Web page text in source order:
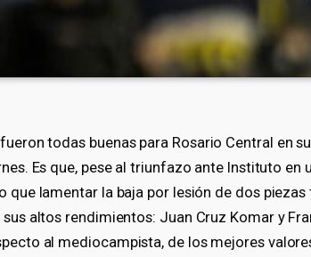
todas buenas para Rosario Central en
Es que, pese al triunfazo ante Instituto
que lamentar la baja por lesión de dos
sus altos rendimientos: Juan Cruz Komar y
al mediocampista, de los mejores